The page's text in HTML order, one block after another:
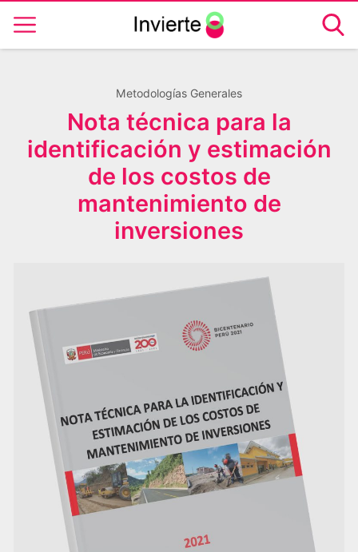
Metodologías Generales
Nota técnica para la
identificación y estimación
de los costos de
mantenimiento de
inversiones